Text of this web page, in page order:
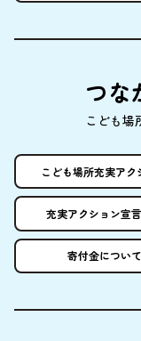
つな
こども場
こども場所充実アク
充実アクション宣
寄付金について